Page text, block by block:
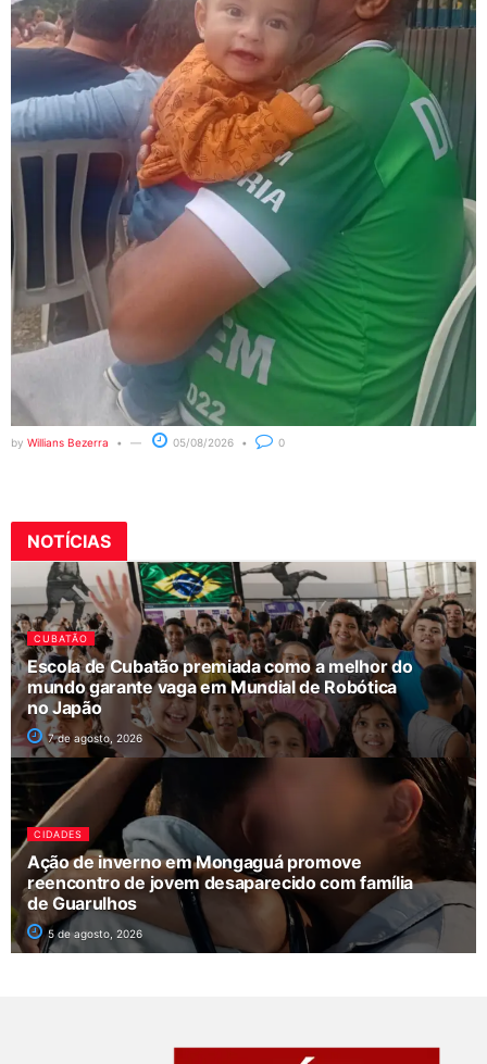
by Willians Bezerra 05/08/2026 0
NOTÍCIAS
CUBATÃO
Escola de Cubatão premiada como a melhor do
mundo garante vaga em Mundial de Robótica
no Japão
7 de agosto, 2026
CIDADES
Ação de inverno em Mongaguá promove
reencontro de jovem desaparecido com família
de Guarulhos
5 de agosto, 2026